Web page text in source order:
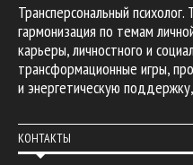
Трансперсональный психолог.
гармонизация по темам
карьеры, личностного и
трансформационные игры,
и энергетическую
КОНТАКТЫ